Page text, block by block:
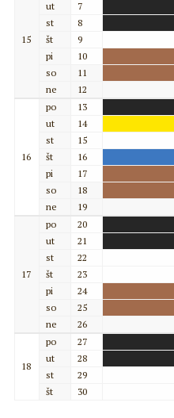
15
ut
7
st
8
št
9
pi
10
so
11
ne
12
16
po
13
ut
14
st
15
št
16
pi
17
so
18
ne
19
17
po
20
ut
21
st
22
št
23
pi
24
so
25
ne
26
18
po
27
ut
28
st
29
št
30